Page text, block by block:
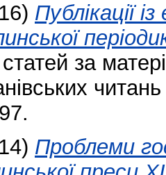
Публікації
статей за
Проблеми